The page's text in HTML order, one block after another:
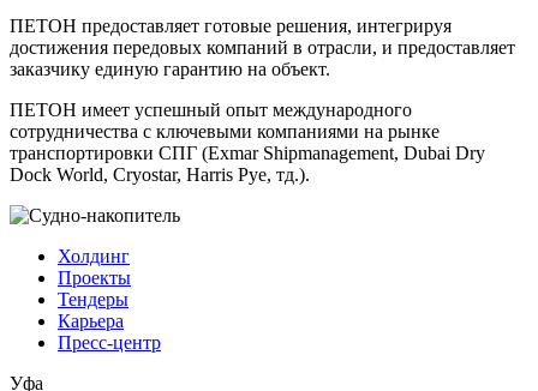
ПЕТОН предоставляет готовые решения, интегрируя
достижения передовых компаний в отрасли, и предоставляет
заказчику единую гарантию на объект.
ПЕТОН имеет успешный опыт международного
сотрудничества с ключевыми компаниями на рынке
транспортировки СПГ (Exmar Shipmanagement, Dubai Dry
Dock World, Cryostar, Harris Pye, тд.).
Холдинг
Проекты
Тендеры
Карьера
Пресс-центр
Уфа